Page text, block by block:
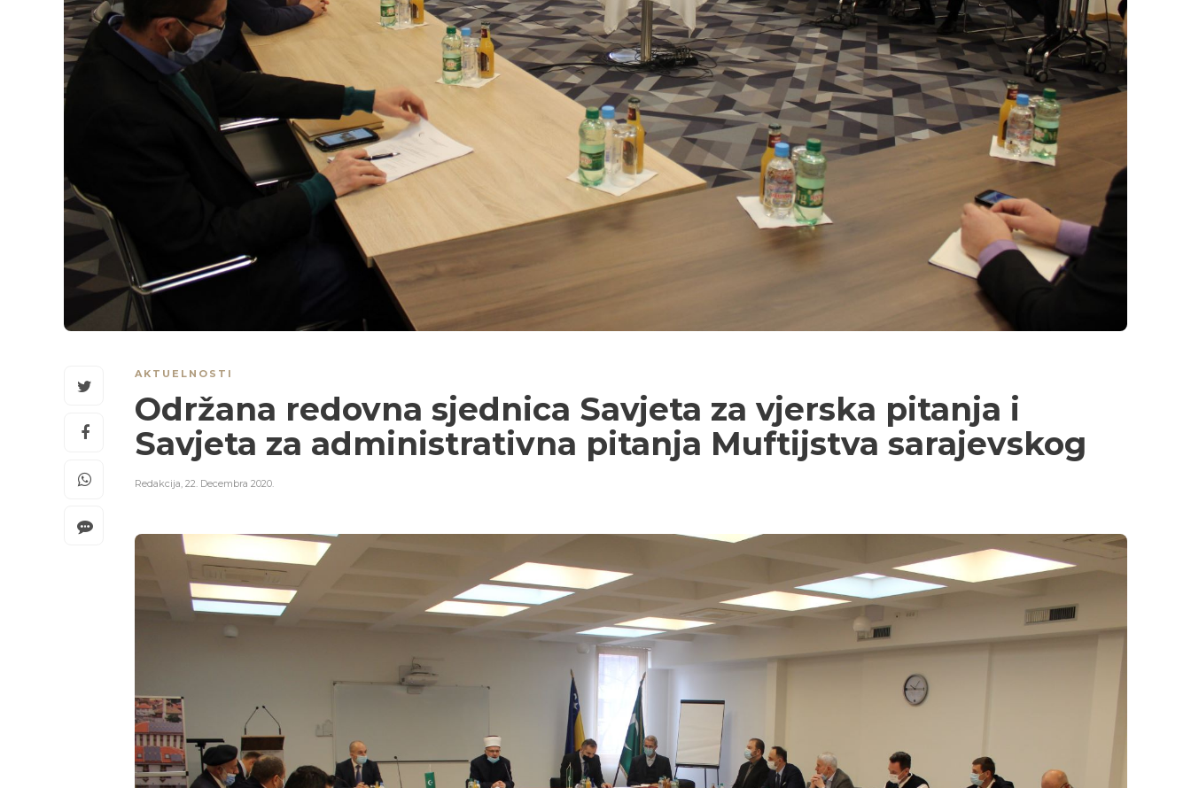
AKTUELNOSTI
Održana redovna sjednica Savjeta za vjerska pitanja i
Savjeta za administrativna pitanja Muftijstva sarajevskog
Redakcija 22. Decembra 2020.